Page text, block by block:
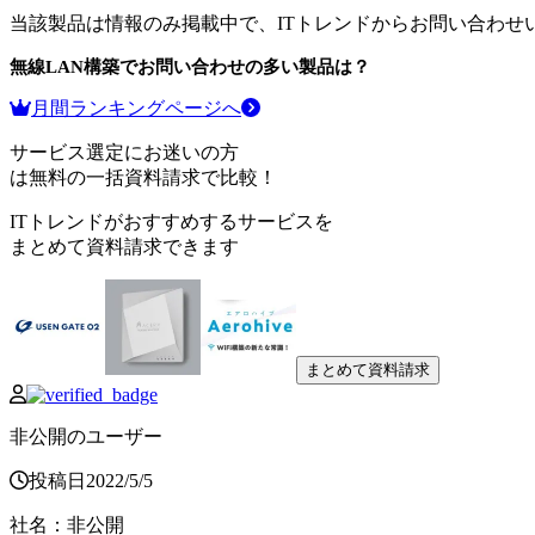
当該製品は情報のみ掲載中で、ITトレンドからお問い合わせ
無線LAN構築でお問い合わせの多い製品は？
月間ランキングページへ
サービス選定にお迷いの方
は無料の一括資料請求で比較！
ITトレンドがおすすめするサービスを
まとめて資料請求できます
まとめて資料請求
非公開のユーザー
投稿日 2022/5/5
社名 ： 非公開